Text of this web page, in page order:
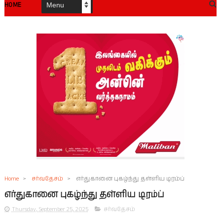
HOME
Home > சர்வதேசம் > எர்துகானை புகழ்ந்து தள்ளிய டிரம்ப்
எர்துகானை புகழ்ந்து தள்ளிய டிரம்ப்
Thursday, September 25, 2025 சர்வதேசம்